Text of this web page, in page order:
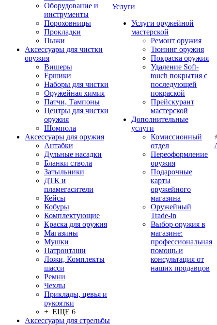
Оборудование и
инструменты
Пороховницы
Прокладки
Пыжи
Аксессуары для чистки
оружия
Вишеры
Ёршики
Наборы для чистки
Оружейная химия
Патчи, Тампоны
Центры для чистки
оружия
Шомпола
Аксессуары для оружия
Антабки
Дульные насадки
Бланки ствола
Затыльники
ДТК и
пламегасители
Кейсы
Кобуры
Комплектующие
Краска для оружия
Магазины
Мушки
Патронташи
Ложи, Комплекты
шасси
Ремни
Чехлы
Приклады, цевья и
рукоятки
+ ЕЩЕ 6
Аксессуары для стрельбы
Услуги
Услуги оружейной
мастерской
Ремонт оружия
Тюнинг оружия
Покраска оружия
Удаление Soft-
touch покрытия с
последующей
покраской
Прейскурант
мастерской
Дополнительные
услуги
Комиссионный
отдел
Переоформление
оружия
Подарочные
карты
оружейного
магазина
Оружейный
Trade-in
Выбор оружия в
магазине:
профессиональная
помощь и
консультация от
наших продавцов